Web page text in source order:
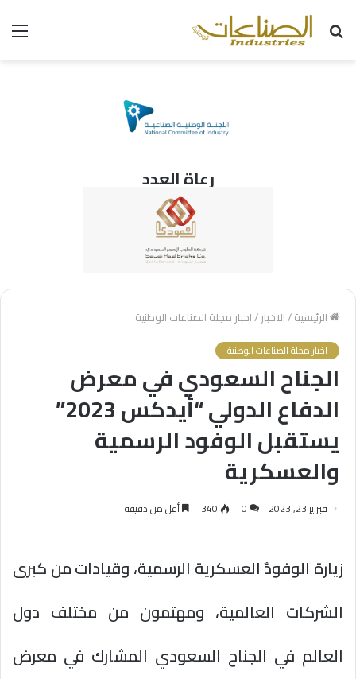
رعاة العدد
الرئيسية/الاخبار/اخبار مجلة الصناعات الوطنية
اخبار مجلة الصناعات الوطنية
الجناح السعودي في معرض
الدفاع الدولي “أيدكس 2023”
يستقبل الوفود الرسمية
والعسكرية
فبراير 23, 2023 0
340 أقل من دقيقة
زيارة الوفودٌ العسكرية الرسمية، وقيادات من كبرى
الشركات العالمية، ومهتمون من مختلف دول
العالم في الجناح السعودي المشارك في معرض